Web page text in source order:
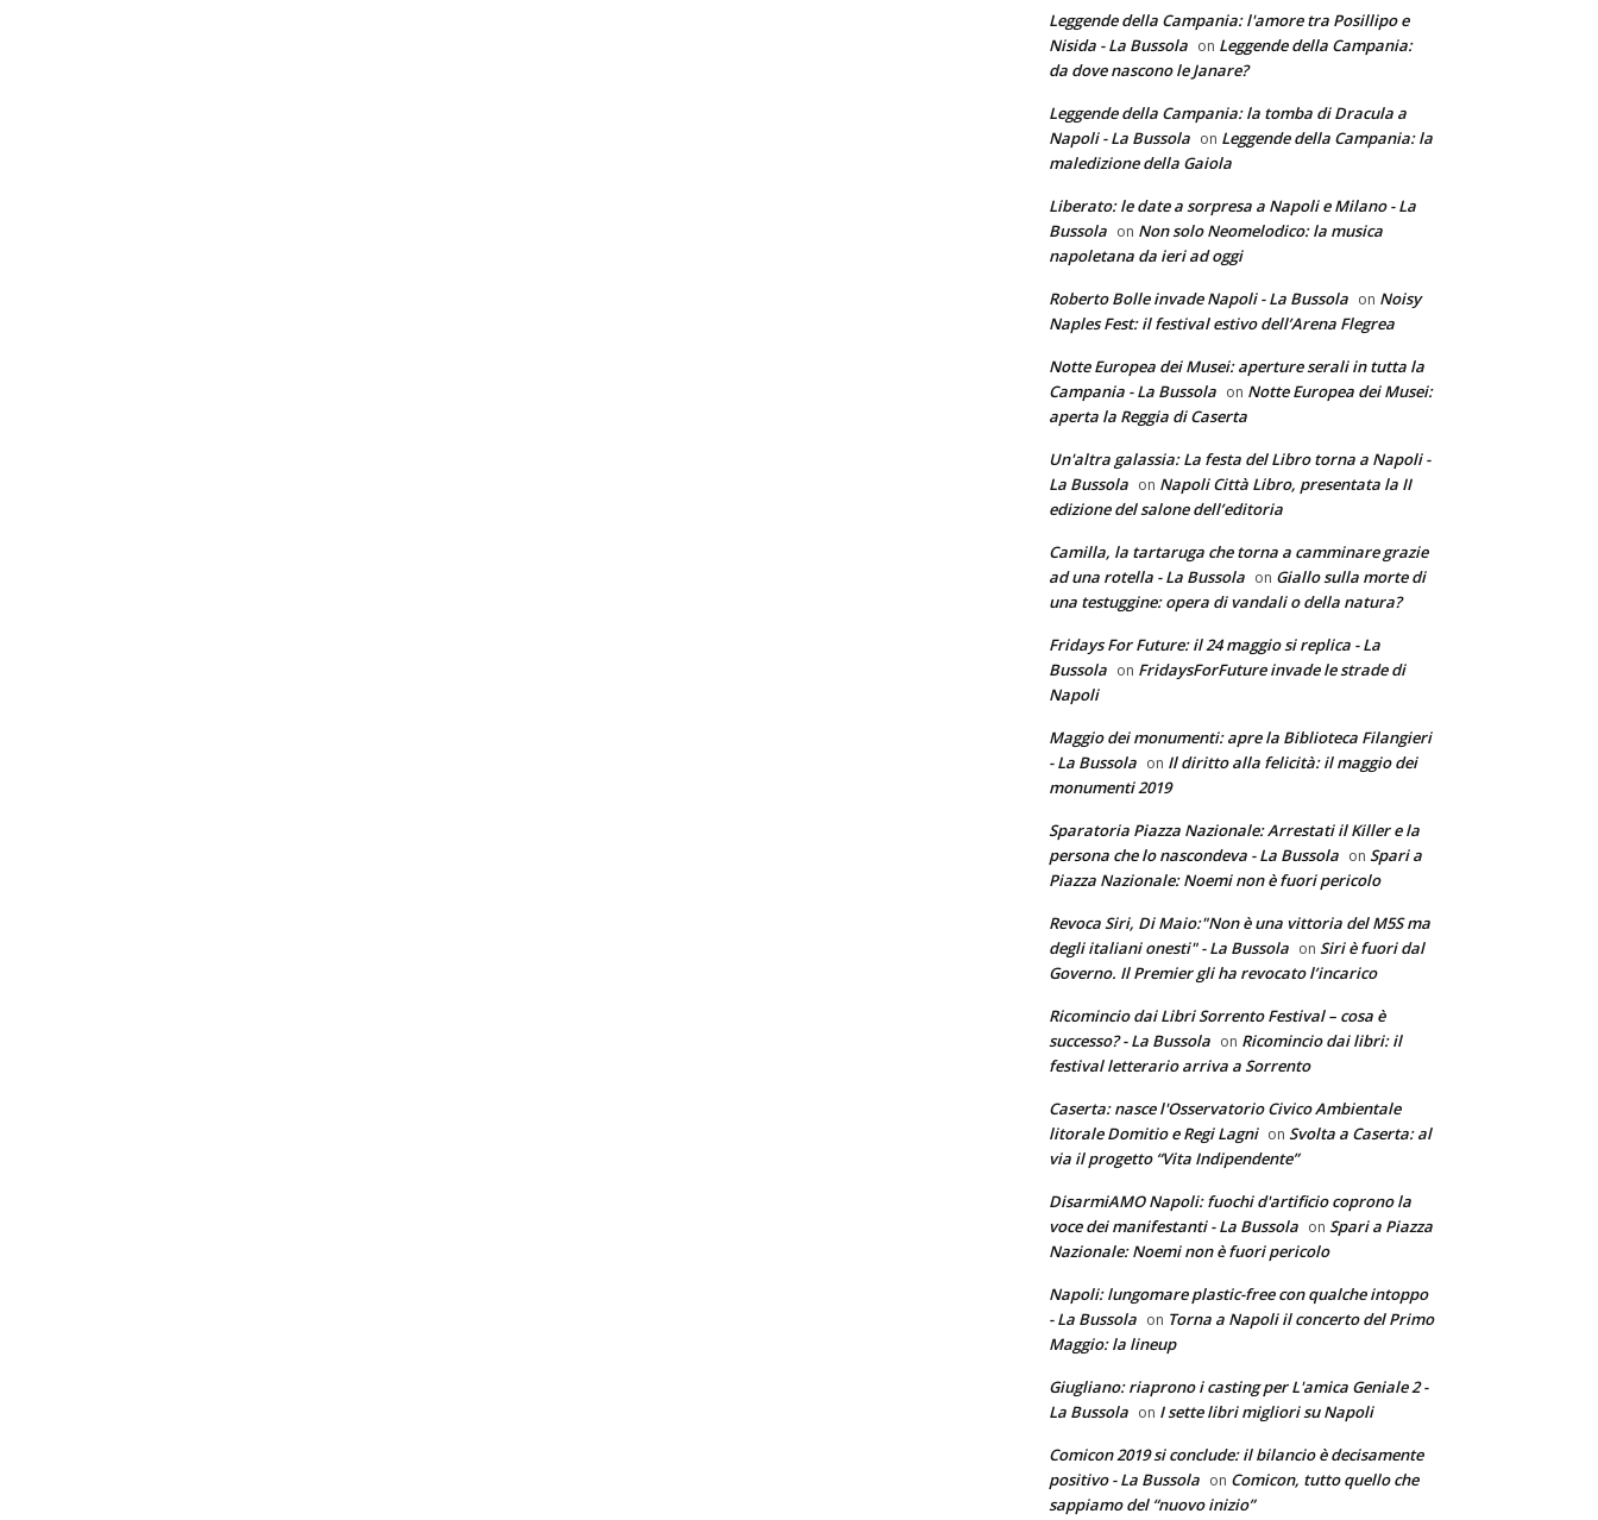
Leggende della Campania: l'amore tra Posillipo e
Nisida - La Bussola on Leggende della Campania:
da dove nascono le Janare?
Leggende della Campania: la tomba di Dracula a
Napoli - La Bussola on Leggende della Campania: la
maledizione della Gaiola
Liberato: le date a sorpresa a Napoli e Milano - La
Bussola on Non solo Neomelodico: la musica
napoletana da ieri ad oggi
Roberto Bolle invade Napoli - La Bussola on Noisy
Naples Fest: il festival estivo dell’Arena Flegrea
Notte Europea dei Musei: aperture serali in tutta la
Campania - La Bussola on Notte Europea dei Musei:
aperta la Reggia di Caserta
Un'altra galassia: La festa del Libro torna a Napoli -
La Bussola on Napoli Città Libro, presentata la II
edizione del salone dell’editoria
Camilla, la tartaruga che torna a camminare grazie
ad una rotella - La Bussola on Giallo sulla morte di
una testuggine: opera di vandali o della natura?
Fridays For Future: il 24 maggio si replica - La
Bussola on FridaysForFuture invade le strade di
Napoli
Maggio dei monumenti: apre la Biblioteca Filangieri
- La Bussola on Il diritto alla felicità: il maggio dei
monumenti 2019
Sparatoria Piazza Nazionale: Arrestati il Killer e la
persona che lo nascondeva - La Bussola on Spari a
Piazza Nazionale: Noemi non è fuori pericolo
Revoca Siri, Di Maio:"Non è una vittoria del M5S ma
degli italiani onesti" - La Bussola on Siri è fuori dal
Governo. Il Premier gli ha revocato l’incarico
Ricomincio dai Libri Sorrento Festival – cosa è
successo? - La Bussola on Ricomincio dai libri: il
festival letterario arriva a Sorrento
Caserta: nasce l'Osservatorio Civico Ambientale
litorale Domitio e Regi Lagni on Svolta a Caserta: al
via il progetto “Vita Indipendente”
DisarmiAMO Napoli: fuochi d'artificio coprono la
voce dei manifestanti - La Bussola on Spari a Piazza
Nazionale: Noemi non è fuori pericolo
Napoli: lungomare plastic-free con qualche intoppo
- La Bussola on Torna a Napoli il concerto del Primo
Maggio: la lineup
Giugliano: riaprono i casting per L'amica Geniale 2 -
La Bussola on I sette libri migliori su Napoli
Comicon 2019 si conclude: il bilancio è decisamente
positivo - La Bussola on Comicon, tutto quello che
sappiamo del “nuovo inizio”